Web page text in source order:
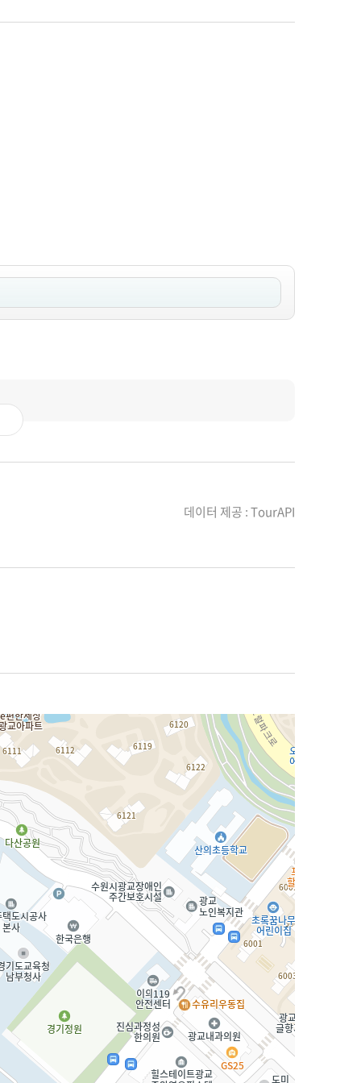
데이터 제공 : TourAPI